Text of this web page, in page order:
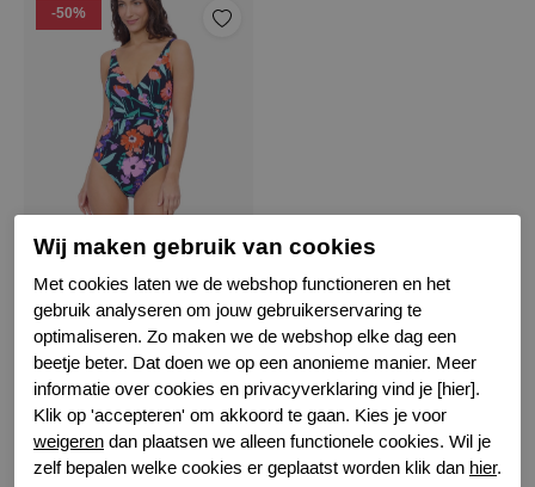
-50%
Profile by Gottex marguerite badpak
018
€ 159,99 € 80,00
Filter
Wij maken gebruik van cookies
Met cookies laten we de webshop functioneren en het
gebruik analyseren om jouw gebruikerservaring te
optimaliseren. Zo maken we de webshop elke dag een
beetje beter. Dat doen we op een anonieme manier. Meer
informatie over cookies en privacyverklaring vind je [hier].
Klik op 'accepteren' om akkoord te gaan. Kies je voor
weigeren dan plaatsen we alleen functionele cookies. Wil je
zelf bepalen welke cookies er geplaatst worden klik dan hier.